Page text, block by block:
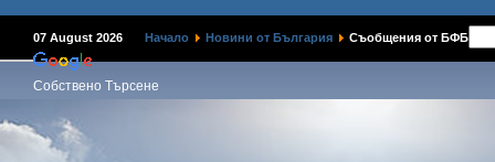
07 August 2026 Начало Новини от България Съобщения от БФБ
Собствено Търсене